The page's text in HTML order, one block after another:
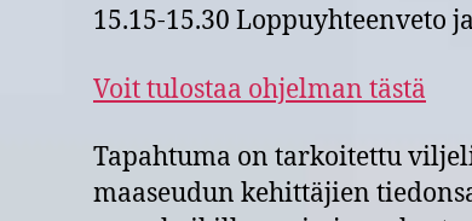
15.15-15.30 Loppuyhteenveto
Voit tulostaa ohjelman tästä
Tapahtuma on tarkoitettu
maaseudun kehittäjien